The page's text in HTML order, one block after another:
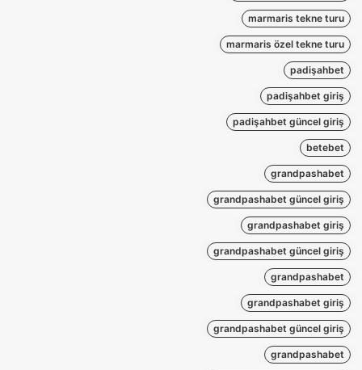
marmaris tekne turu
marmaris özel tekne turu
padişahbet
padişahbet giriş
padişahbet güncel giriş
betebet
grandpashabet
grandpashabet güncel giriş
grandpashabet giriş
grandpashabet güncel giriş
grandpashabet
grandpashabet giriş
grandpashabet güncel giriş
grandpashabet